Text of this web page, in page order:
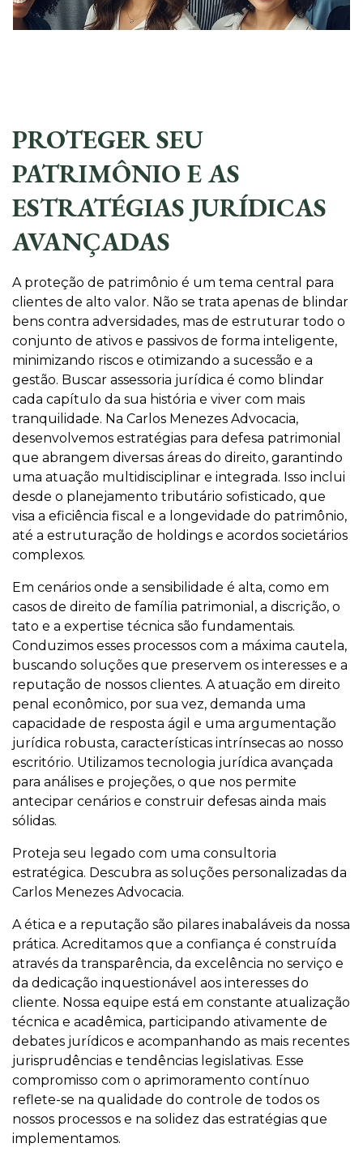
PROTEGER SEU
PATRIMÔNIO E AS
ESTRATÉGIAS JURÍDICAS
AVANÇADAS
A proteção de patrimônio é um tema central para
clientes de alto valor. Não se trata apenas de blindar
bens contra adversidades, mas de estruturar todo o
conjunto de ativos e passivos de forma inteligente,
minimizando riscos e otimizando a sucessão e a
gestão. Buscar assessoria jurídica é como blindar
cada capítulo da sua história e viver com mais
tranquilidade. Na Carlos Menezes Advocacia,
desenvolvemos estratégias para defesa patrimonial
que abrangem diversas áreas do direito, garantindo
uma atuação multidisciplinar e integrada. Isso inclui
desde o planejamento tributário sofisticado, que
visa a eficiência fiscal e a longevidade do patrimônio,
até a estruturação de holdings e acordos societários
complexos.
Em cenários onde a sensibilidade é alta, como em
casos de direito de família patrimonial, a discrição, o
tato e a expertise técnica são fundamentais.
Conduzimos esses processos com a máxima cautela,
buscando soluções que preservem os interesses e a
reputação de nossos clientes. A atuação em direito
penal econômico, por sua vez, demanda uma
capacidade de resposta ágil e uma argumentação
jurídica robusta, características intrínsecas ao nosso
escritório. Utilizamos tecnologia jurídica avançada
para análises e projeções, o que nos permite
antecipar cenários e construir defesas ainda mais
sólidas.
Proteja seu legado com uma consultoria
estratégica. Descubra as soluções personalizadas da
Carlos Menezes Advocacia.
A ética e a reputação são pilares inabaláveis da nossa
prática. Acreditamos que a confiança é construída
através da transparência, da excelência no serviço e
da dedicação inquestionável aos interesses do
cliente. Nossa equipe está em constante atualização
técnica e acadêmica, participando ativamente de
debates jurídicos e acompanhando as mais recentes
jurisprudências e tendências legislativas. Esse
compromisso com o aprimoramento contínuo
reflete-se na qualidade do controle de todos os
nossos processos e na solidez das estratégias que
implementamos.